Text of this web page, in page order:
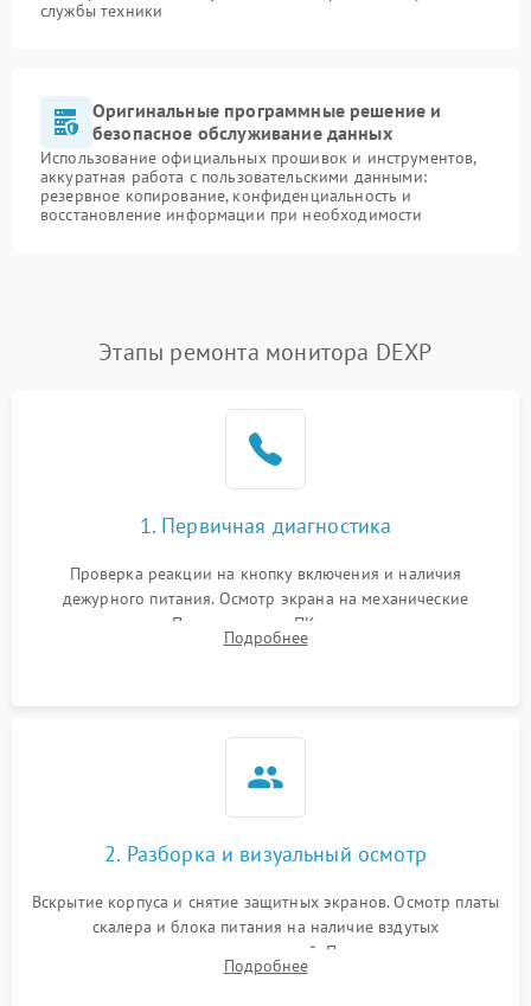
службы техники
Оригинальные программные решение и
безопасное обслуживание данных
Использование официальных прошивок и инструментов,
аккуратная работа с пользовательскими данными:
резервное копирование, конфиденциальность и
восстановление информации при необходимости
Этапы ремонта монитора DEXP
1. Первичная диагностика
Проверка реакции на кнопку включения и наличия
дежурного питания. Осмотр экрана на механические
повреждения. Подключение к ПК для оценки вывода
изображения, работы подсветки и выявления артефактов на
Подробнее
2. Разборка и визуальный осмотр
Вскрытие корпуса и снятие защитных экранов. Осмотр платы
скалера и блока питания на наличие вздутых
конденсаторов, прогаров, окислений. Проверка надежности
контактов и целостности шлейфов матрицы.
Подробнее